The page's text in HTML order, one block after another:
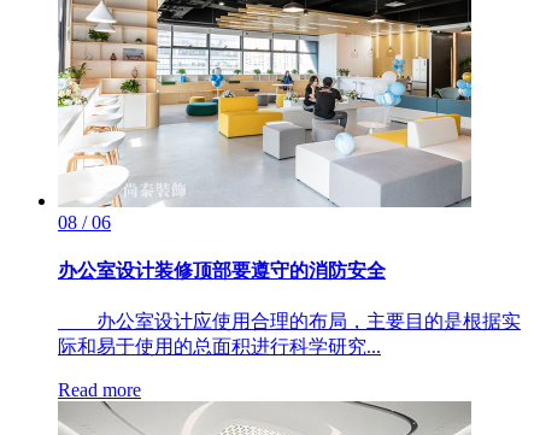
08 / 06
办公室设计装修顶部要遵守的消防安全
办公室设计应使用合理的布局，主要目的是根据实
际和易于使用的总面积进行科学研究...
Read more